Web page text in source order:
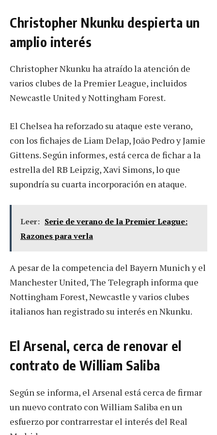
Christopher Nkunku despierta un
amplio interés
Christopher Nkunku ha atraído la atención de
varios clubes de la Premier League, incluidos
Newcastle United y Nottingham Forest.
El Chelsea ha reforzado su ataque este verano,
con los fichajes de Liam Delap, João Pedro y Jamie
Gittens. Según informes, está cerca de fichar a la
estrella del RB Leipzig, Xavi Simons, lo que
supondría su cuarta incorporación en ataque.
Leer: Serie de verano de la Premier League:
Razones para verla
A pesar de la competencia del Bayern Munich y el
Manchester United, The Telegraph informa que
Nottingham Forest, Newcastle y varios clubes
italianos han registrado su interés en Nkunku.
El Arsenal, cerca de renovar el
contrato de William Saliba
Según se informa, el Arsenal está cerca de firmar
un nuevo contrato con William Saliba en un
esfuerzo por contrarrestar el interés del Real